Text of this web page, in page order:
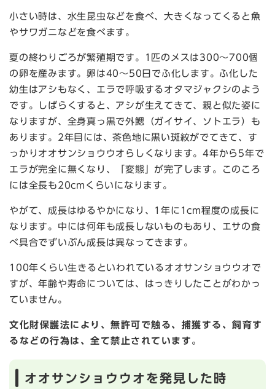
小さい時は、水生昆虫などを食べ、大きくなってくると魚
やサワガニなどを食べます。
夏の終わりごろが繁殖期です。1匹のメスは300～700個
の卵を産みます。卵は40～50日でふ化します。ふ化した
幼生はアシもなく、エラで呼吸するオタマジャクシのよう
です。しばらくすると、アシが生えてきて、親と似た姿に
なりますが、全身真っ黒で外鰓（ガイサイ、ソトエラ）も
あります。2年目には、茶色地に黒い斑紋がでてきて、す
っかりオオサンショウウオらしくなります。4年から5年で
エラが完全に無くなり、「変態」が完了します。このころ
には全長も20cmくらいになります。
やがて、成長はゆるやかになり、1年に1cm程度の成長に
なります。中には何年も成長しないものもあり、エサの食
べ具合でずいぶん成長は異なってきます。
100年くらい生きるといわれているオオサンショウウオで
すが、年齢や寿命については、はっきりしたことがわかっ
ていません。
文化財保護法により、無許可で触る、捕獲する、飼育す
るなどの行為は、全て禁止されています。
オオサンショウウオを発見した時